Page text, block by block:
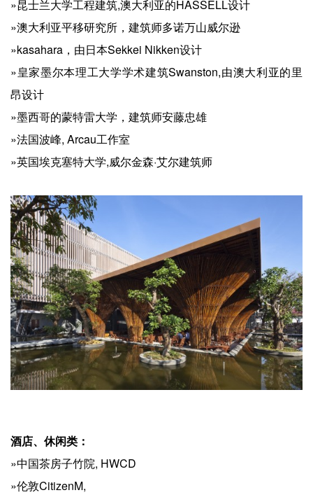
»昆士兰大学工程建筑,澳大利亚的HASSELL设计
»澳大利亚平移研究所，建筑师多诺万山威尔逊
»kasahara，由日本Sekkei Nikken设计
»皇家墨尔本理工大学学术建筑Swanston,由澳大利亚的里
昂设计
»墨西哥的蒙特雷大学，建筑师安藤忠雄
»法国波峰, Arcau工作室
»英国埃克塞特大学,威尔金森·艾尔建筑师
酒店、休闲类：
»中国茶房子竹院, HWCD
»伦敦CitizenM,